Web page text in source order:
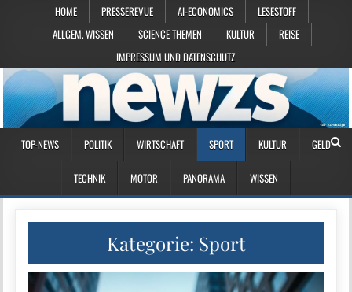
HOME PRESSEREVUE AI-ECONOMICS
LESESTOFF
ALLGEM. WISSEN
SCIENCE THEMEN KULTUR
REISE
IMPRESSUM UND DATENSCHUTZ
TOP-NEWS POLITIK WIRTSCHAFT SPORT KULTUR GELD
TECHNIK MOTOR PANORAMA WISSEN
Kategorie: Sport